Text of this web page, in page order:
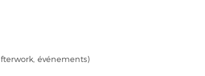
événements)